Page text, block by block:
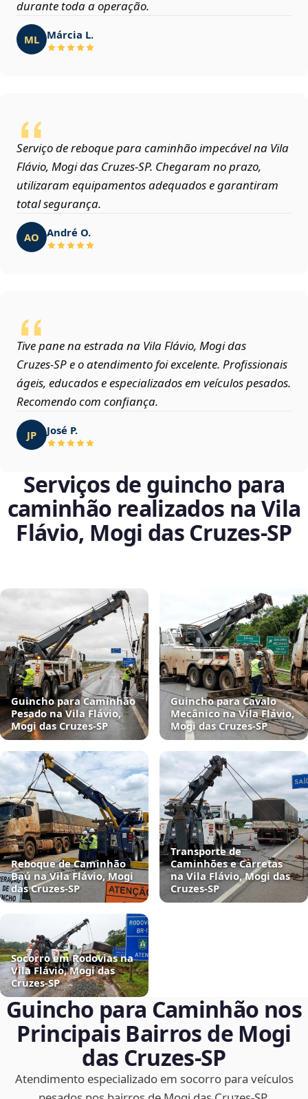
durante toda a operação.
ML Márcia L.
Serviço de reboque para caminhão impecável na Vila
Flávio, Mogi das Cruzes‑SP. Chegaram no prazo,
utilizaram equipamentos adequados e garantiram
total segurança.
AO André O.
Tive pane na estrada na Vila Flávio, Mogi das
Cruzes‑SP e o atendimento foi excelente. Profissionais
ágeis, educados e especializados em veículos pesados.
Recomendo com confiança.
JP José P.
Serviços de guincho para
caminhão realizados na Vila
Flávio, Mogi das Cruzes‑SP
Guincho para Caminhão
Pesado na Vila Flávio,
Mogi das Cruzes‑SP
Guincho para Cavalo
Mecânico na Vila Flávio,
Mogi das Cruzes‑SP
Reboque de Caminhão
Baú na Vila Flávio, Mogi
das Cruzes‑SP
Transporte de
Caminhões e Carretas
na Vila Flávio, Mogi das
Cruzes‑SP
Socorro em Rodovias na
Vila Flávio, Mogi das
Cruzes‑SP
Guincho para Caminhão nos
Principais Bairros de Mogi
das Cruzes‑SP
Atendimento especializado em socorro para veículos